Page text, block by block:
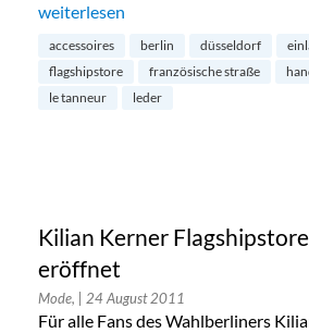
„Le Tanneur Eröffnung in Berlin – sei
weiterlesen
accessoires berlin düsseldorf
flagshipstore
französische straße
le tanneur
leder
Kilian Kerner
eröffnet
Mode, | 24 August 2011
Für alle Fans des Wahlberliners